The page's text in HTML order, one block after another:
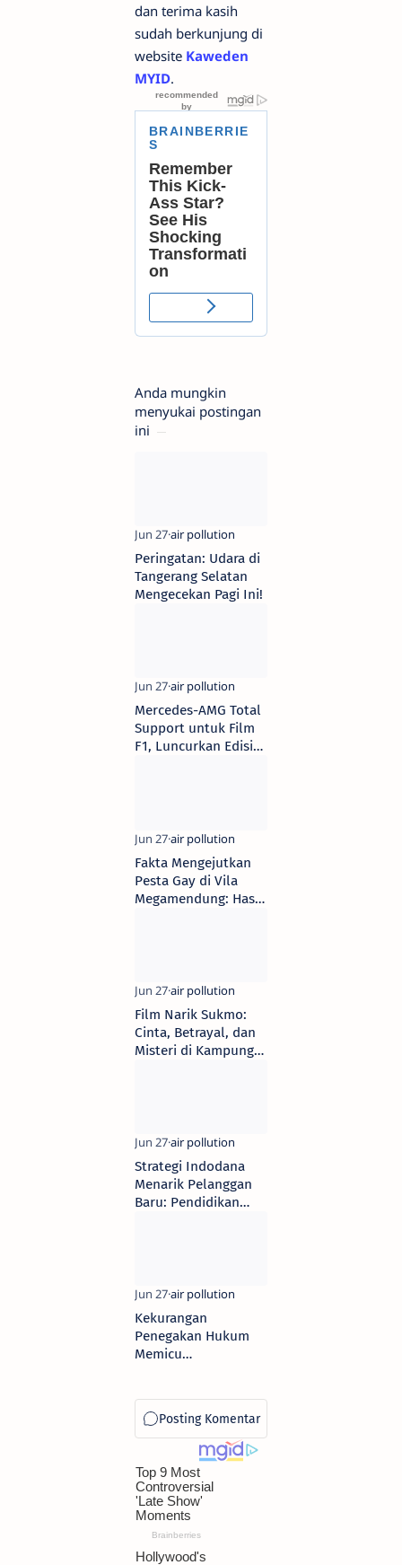
dan terima kasih
sudah berkunjung di
website Kaweden
MYID.
Anda mungkin
menyukai postingan
ini
Peringatan: Udara di
Tangerang Selatan
Mengecekan Pagi Ini!
Mercedes-AMG Total
Support untuk Film
F1, Luncurkan Edisi
Fakta Mengejutkan
Pesta Gay di Vila
Megamendung: Hasil
Film Narik Sukmo:
Cinta, Betrayal, dan
Misteri di Kampung
Strategi Indodana
Menarik Pelanggan
Baru: Pendidikan
Kekurangan
Penegakan Hukum
Memicu